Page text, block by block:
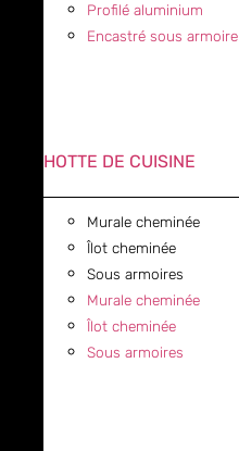
Profilé aluminium
Encastré sous armoire
HOTTE DE CUISINE
Murale cheminée
Îlot cheminée
Sous armoires
Murale cheminée
Îlot cheminée
Sous armoires